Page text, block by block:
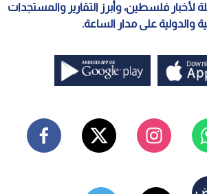
لأخبار فلسطين، وأبرز التقارير والمستجدات
والدولية على مدار الساعة.